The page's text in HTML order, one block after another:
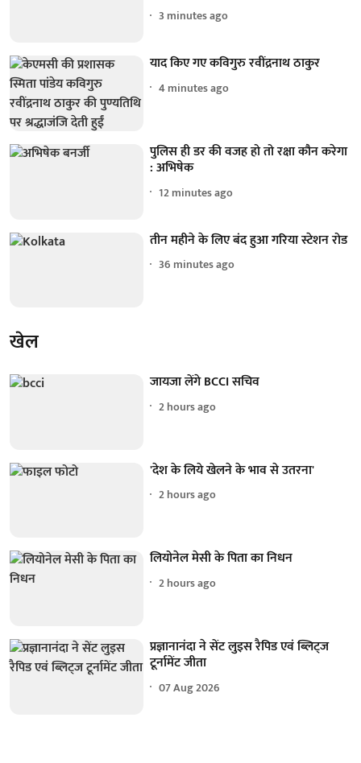
3 minutes ago
याद किए गए कविगुरु रवींद्रनाथ ठाकुर
4 minutes ago
पुलिस ही डर की वजह हो तो रक्षा कौन करेगा
: अभिषेक
12 minutes ago
तीन महीने के लिए बंद हुआ गरिया स्टेशन रोड
36 minutes ago
खेल
जायजा लेंगे BCCI सचिव
2 hours ago
'देश के लिये खेलने के भाव से उतरना'
2 hours ago
लियोनेल मेसी के पिता का निधन
2 hours ago
प्रज्ञानानंदा ने सेंट लुइस रैपिड एवं ब्लिट्ज
टूर्नामेंट जीता
07 Aug 2026